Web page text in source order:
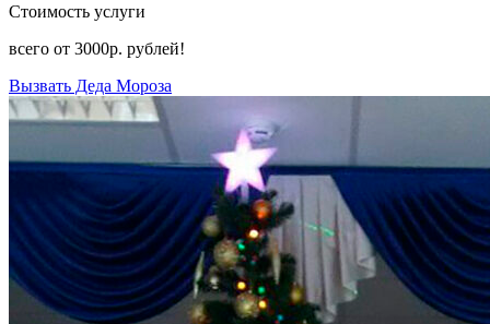
Стоимость услуги
всего от 3000р. рублей!
Вызвать Деда Мороза